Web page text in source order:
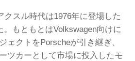
クスル時代は1976年に登場した
。もともとはVolkswagen向けに
ェクトをPorscheが引き継ぎ、
ツカーとして市場に投入したモ